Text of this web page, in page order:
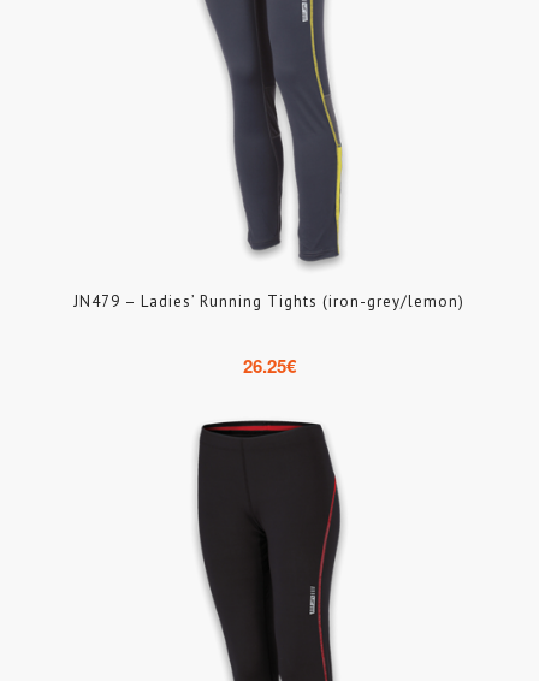
JN479 – Ladies’ Running Tights (iron-grey/lemon)
26.25€